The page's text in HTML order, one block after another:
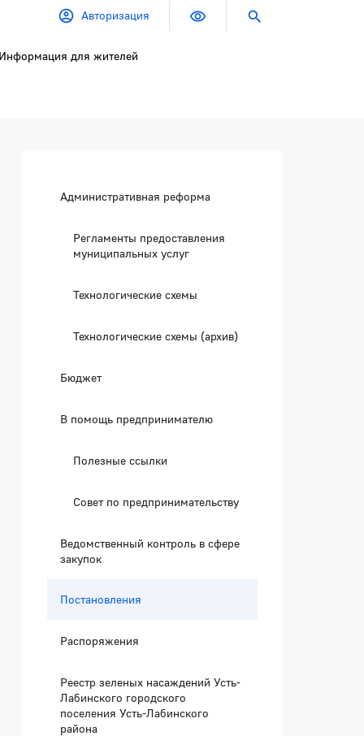
Авторизация
Информация для жителей
Административная реформа
Регламенты предоставления
муниципальных услуг
Технологические схемы
Технологические схемы (архив)
Бюджет
В помощь предпринимателю
Полезные ссылки
Совет по предпринимательству
Ведомственный контроль в сфере
закупок
Постановления
Распоряжения
Реестр зеленых насаждений Усть-
Лабинского городского
поселения Усть-Лабинского
района